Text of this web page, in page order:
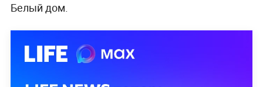
Белый дом.